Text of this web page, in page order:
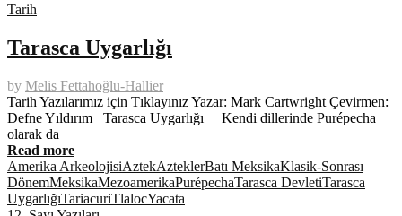
Tarih
Tarasca Uygarlığı
by Melis Fettahoğlu-Hallier
Tarih Yazılarımız için Tıklayınız Yazar: Mark Cartwright Çevirmen:
Defne Yıldırım Tarasca Uygarlığı Kendi dillerinde Purépecha
olarak da
Read more
Amerika ArkeolojisiAztekAzteklerBatı MeksikaKlasik-Sonrası
DönemMeksikaMezoamerikaPurépechaTarasca DevletiTarasca
UygarlığıTariacuriTlalocYacata